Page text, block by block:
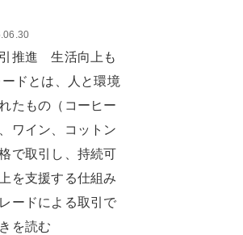
推進 生活向上も
ドとは、人と環境
たもの（コーヒー
ワイン、コットン
で取引し、持続可
を支援する仕組み
ードによる取引で
を読む